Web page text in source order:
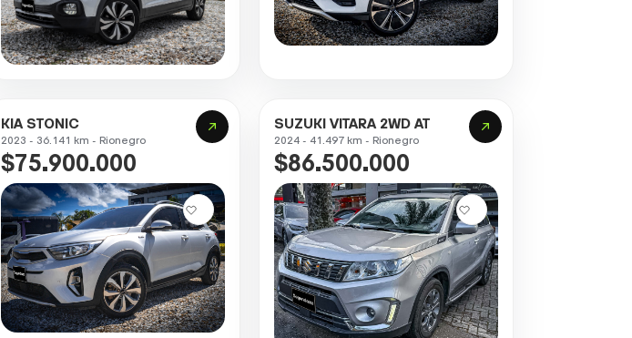
KIA STONIC
2023 - 36.141 km - Rionegro
$75.900.000
SUZUKI VITARA 2WD AT
2024 - 41.497 km - Rionegro
$86.500.000